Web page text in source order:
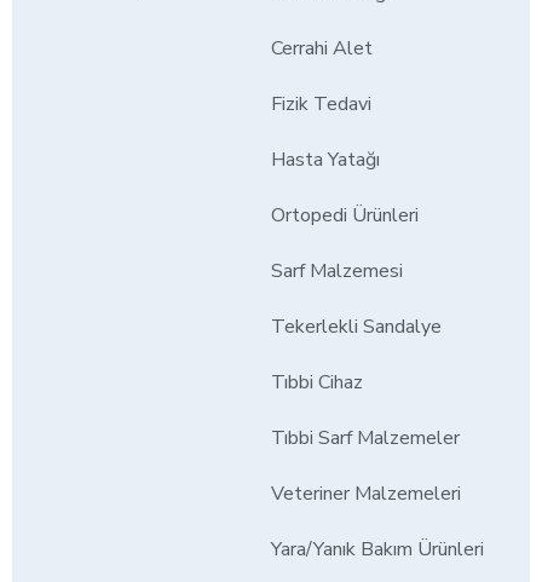
Cerrahi Alet
Fizik Tedavi
Hasta Yatağı
Ortopedi Ürünleri
Sarf Malzemesi
Tekerlekli Sandalye
Tıbbi Cihaz
Tıbbi Sarf Malzemeler
Veteriner Malzemeleri
Yara/Yanık Bakım Ürünleri